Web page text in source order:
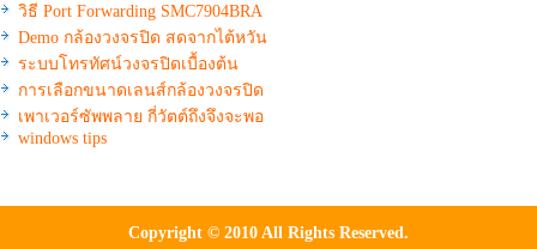
วิธี Port Forwarding SMC7904BRA
Demo กล้องวงจรปิด สดจากไต้หวัน
ระบบโทรทัศน์วงจรปิดเบื้องต้น
การเลือกขนาดเลนส์กล้องวงจรปิด
เพาเวอร์ซัพพลาย กี่วัตต์ถึงจึงจะพอ
windows tips
Copyright © 2010 All Rights Reserved.